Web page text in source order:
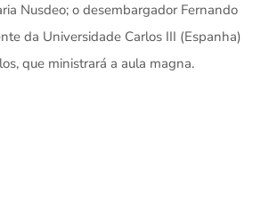
Nusdeo; o desembargador Fernando
da Universidade Carlos III (Espanha)
que ministrará a aula magna.